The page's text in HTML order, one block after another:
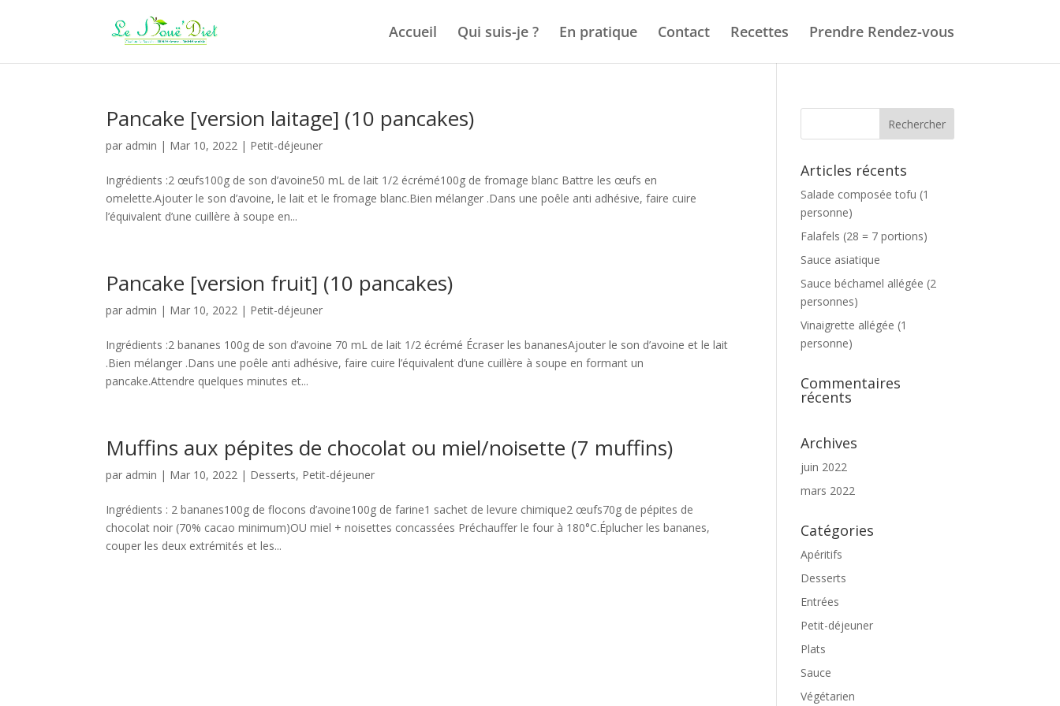
Accueil Qui suis-je ? En pratique Contact Recettes Prendre Rendez-vous
Pancake [version laitage] (10 pancakes)
par admin | Mar 10, 2022 | Petit-déjeuner
Ingrédients :2 œufs100g de son d’avoine50 mL de lait 1/2 écrémé100g de fromage blanc Battre les œufs en
omelette.Ajouter le son d’avoine, le lait et le fromage blanc.Bien mélanger .Dans une poêle anti adhésive, faire cuire
l’équivalent d’une cuillère à soupe en...
Pancake [version fruit] (10 pancakes)
par admin | Mar 10, 2022 | Petit-déjeuner
Ingrédients :2 bananes 100g de son d’avoine 70 mL de lait 1/2 écrémé Écraser les bananesAjouter le son d’avoine et le lait
.Bien mélanger .Dans une poêle anti adhésive, faire cuire l’équivalent d’une cuillère à soupe en formant un
pancake.Attendre quelques minutes et...
Muffins aux pépites de chocolat ou miel/noisette (7 muffins)
par admin | Mar 10, 2022 | Desserts, Petit-déjeuner
Ingrédients : 2 bananes100g de flocons d’avoine100g de farine1 sachet de levure chimique2 œufs70g de pépites de
chocolat noir (70% cacao minimum)OU miel + noisettes concassées Préchauffer le four à 180°C.Éplucher les bananes,
couper les deux extrémités et les...
Articles récents
Salade composée tofu (1
personne)
Falafels (28 = 7 portions)
Sauce asiatique
Sauce béchamel allégée (2
personnes)
Vinaigrette allégée (1
personne)
Commentaires
récents
Archives
juin 2022
mars 2022
Catégories
Apéritifs
Desserts
Entrées
Petit-déjeuner
Plats
Sauce
Végétarien